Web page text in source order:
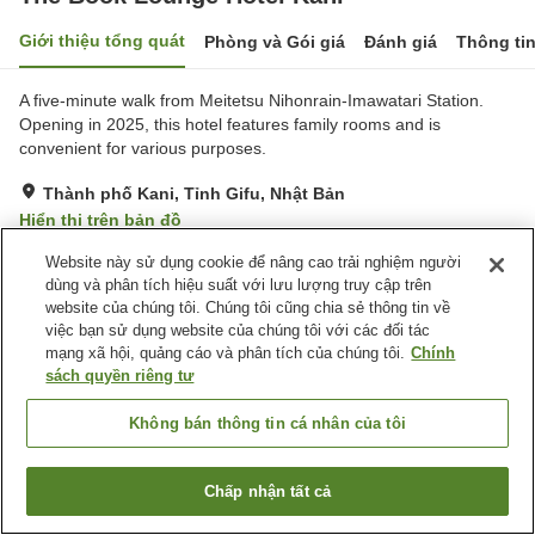
Giới thiệu tổng quát Phòng và Gói giá Đánh giá Thông
A five-minute walk from Meitetsu Nihonrain-Imawatari Station.
Opening in 2025, this hotel features family rooms and is
convenient for various purposes.
Thành phố Kani, Tỉnh Gifu, Nhật Bản
Hiển thị trên bản đồ
Rất tốt Đánh giá:53lượt
Trang chủ Nhật Bản Tỉnh Gifu
Thành phố Kani
The Book Lounge Hotel Kani
Tìm phòng trống
Website này sử dụng cookie để nâng cao trải nghiệm người
dùng và phân tích hiệu suất với lưu lượng truy cập trên
website của chúng tôi. Chúng tôi cũng chia sẻ thông tin về
việc bạn sử dụng website của chúng tôi với các đối tác
mạng xã hội, quảng cáo và phân tích của chúng tôi. Chính
sách quyền riêng tư
Không bán thông tin cá nhân của tôi
Chấp nhận tất cả